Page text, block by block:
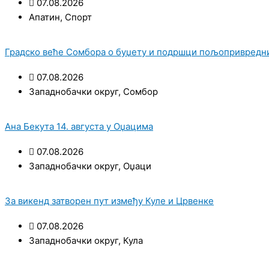
07.08.2026
Апатин, Спорт
Градско веће Сомбора о буџету и подршци
07.08.2026
Западнобачки округ, Сомбор
Ана Бекута 14. августа у Оџацима
07.08.2026
Западнобачки округ, Оџаци
За викенд затворен пут између Куле и Црвенке
07.08.2026
Западнобачки округ, Кула